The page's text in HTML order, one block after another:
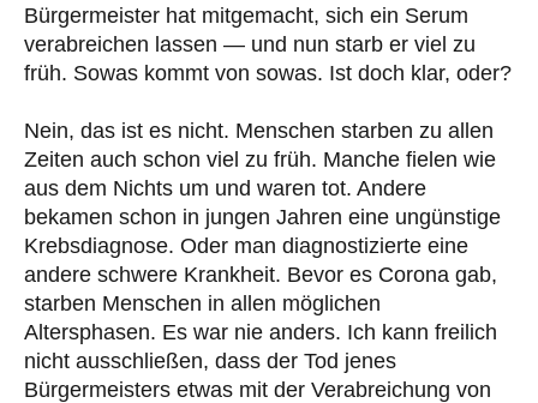
Bürgermeister hat mitgemacht, sich ein Serum
verabreichen lassen — und nun starb er viel zu
früh. Sowas kommt von sowas. Ist doch klar, oder?
Nein, das ist es nicht. Menschen starben zu allen
Zeiten auch schon viel zu früh. Manche fielen wie
aus dem Nichts um und waren tot. Andere
bekamen schon in jungen Jahren eine ungünstige
Krebsdiagnose. Oder man diagnostizierte eine
andere schwere Krankheit. Bevor es Corona gab,
starben Menschen in allen möglichen
Altersphasen. Es war nie anders. Ich kann freilich
nicht ausschließen, dass der Tod jenes
Bürgermeisters etwas mit der Verabreichung von